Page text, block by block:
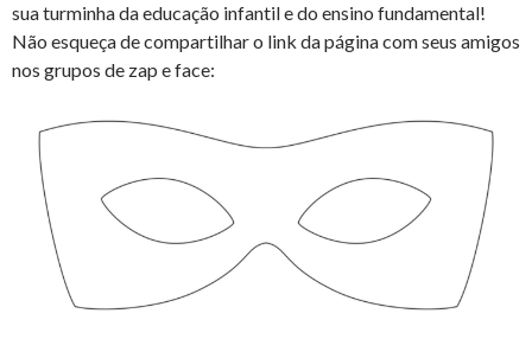
sua turminha da educação infantil e do ensino fundamental!
Não esqueça de compartilhar o link da página com seus amigos
nos grupos de zap e face: